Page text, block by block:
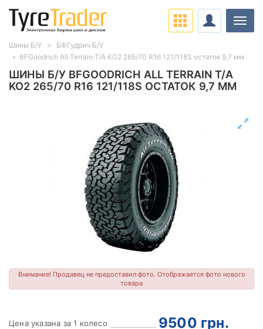
ШИНЫ Б/У BFGOODRICH ALL TERRAIN T/A
KO2 265/70 R16 121/118S ОСТАТОК 9,7 ММ
Внимание! Продавец не предоставил фото. Отображается фото нового
товара
Цена указана за 1 колесо 9500 грн.
Шины Б/У
БФГудрич Б/У
BFGoodrich All Terrain T/A KO2 265/70 R16 121/118S остаток 9,7 мм